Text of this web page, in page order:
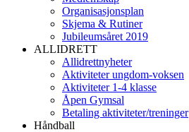
Organisasjonsplan
Skjema & Rutiner
Jubileumsåret 2019
ALLIDRETT
Allidrettnyheter
Aktiviteter ungdom-voksen
Aktiviteter 1-4 klasse
Åpen Gymsal
Betaling aktiviteter/treninger
Håndball